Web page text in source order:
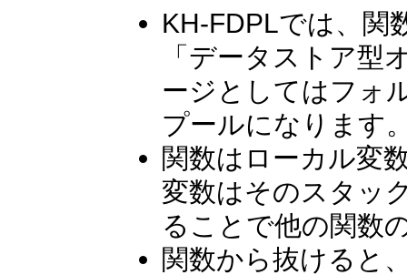
KH-FDPLでは、関
「データストア型
ージとしてはフォ
プールになります
関数はローカル変
変数はそのスタッ
ることで他の関数
関数から抜けると